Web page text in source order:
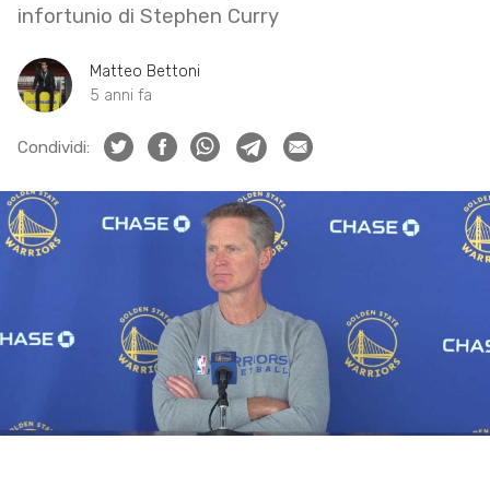
infortunio di Stephen Curry
Matteo Bettoni
5 anni fa
Condividi: